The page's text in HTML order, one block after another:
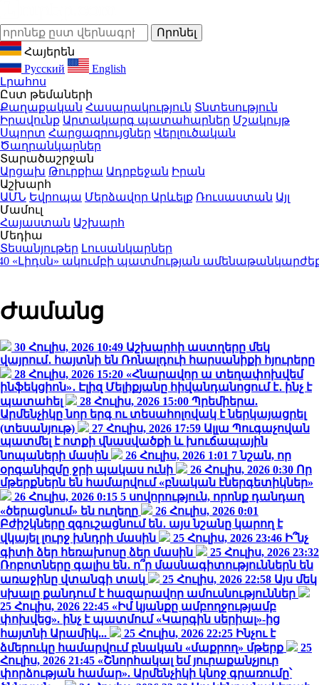
Հայերեն
Русский
English
Լրահոս
Ըստ թեմաների
Քաղաքական Հասարակություն Տնտեսություն
Իրավունք Արտակարգ պատահարներ Մշակույթ
Սպորտ Հարցազրույցներ Վերլուծական
Ծաղրանկարներ
Տարածաշրջան
Արցախ Թուրքիա Ադրբեջան Իրան
Աշխարհ
ԱՄՆ Եվրոպա Մերձավոր Արևելք Ռուսաստան Այլ
Մամուլ
Հայաստան Աշխարհ
Մեդիա
Տեսանյութեր Լուսանկարներ
ակումբի պատմության ամենաթանկարժեք
Ժամանց
30 Հուլիս, 2026 10:49 Աշխարհի աստղերը մեկ
վայրում․ հայտնի են Ռոնալդուի հարսանիքի հյուրերը
28 Հուլիս, 2026 15:20 «Հնարավոր ա տեղափոխվեմ
ինֆեկցիոն»․ Էլիզ Մելիքյանը հիվանդանոցում է․ ինչ է
պատահել
28 Հուլիս, 2026 15:00 Պրեմիերա.
Արմենչիկը նոր երգ ու տեսահոլովակ է ներկայացրել
(տեսանյութ)
27 Հուլիս, 2026 17:59 Ալլա Պուգաչովան
պատմել է ոտքի վնասվածքի և խուճապային
նոպաների մասին
26 Հուլիս, 2026 1:01 7 նշան, որ
օրգանիզմը ջրի պակաս ունի
26 Հուլիս, 2026 0:30 Որ
մթերքներն են համարվում «բնական էներգետիկներ»
26 Հուլիս, 2026 0:15 5 սովորություն, որոնք դանդաղ
«ծերացնում» են ուղեղը
26 Հուլիս, 2026 0:01
Բժիշկները զգուշացնում են․ այս նշանը կարող է
վկայել լուրջ խնդրի մասին
25 Հուլիս, 2026 23:46 Ի՞նչ
գիտի ձեր հեռախոսը ձեր մասին
25 Հուլիս, 2026 23:32
Ռոբոտները գալիս են․ ո՞ր մասնագիտություններն են
առաջինը վտանգի տակ
25 Հուլիս, 2026 22:58 Այս մեկ
սխալը քանդում է հազարավոր ամուսնություններ
25 Հուլիս, 2026 22:45 «Իմ կյանքը ամբողջությամբ
փոխվեց». ինչ է պատմում «Կարգին սերիալ»-ից
հայտնի Արամիկ...
25 Հուլիս, 2026 22:25 Ինչու է
ձմերուկը համարվում բնական «մաքրող» մթերք
25
Հուլիս, 2026 21:45 «Շնորհակալ եմ յուրաքանչյուր
փորձության համար». Արմենչիկի կնոջ գրառումը՝